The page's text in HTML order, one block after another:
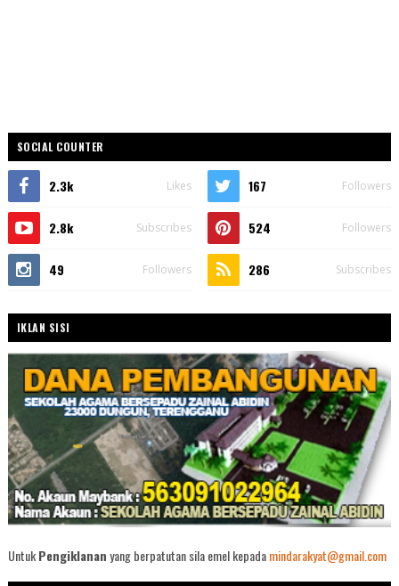
SOCIAL COUNTER
2.3k Likes 167 Followers
2.8k Subscribes 524 Followers
49 Followers 286 Subscribes
IKLAN SISI
UntukPengiklananyang berpatutan sila emel kepadamindarakyat@gmail.com